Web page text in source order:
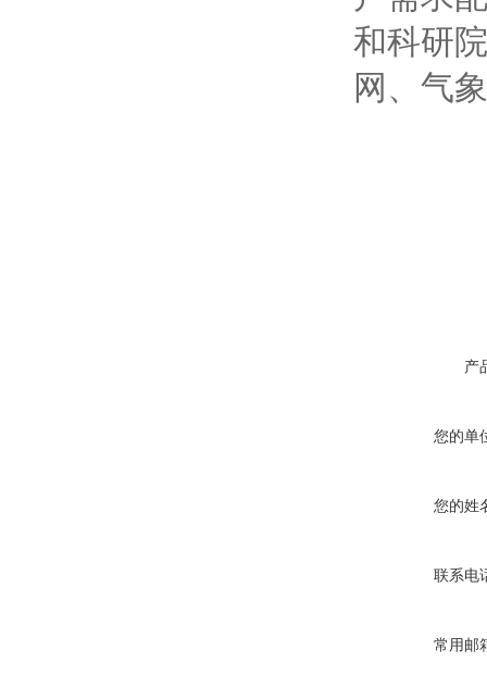
和科研
网、气
产
您的单
您的姓
联系电
常用邮